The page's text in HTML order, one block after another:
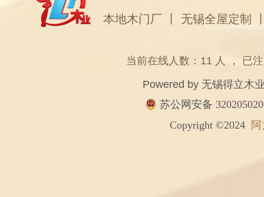
本地木门厂
无锡全屋定制
当前在线人数：11 人 ， 已
Powered by 无锡得立木
苏公网安备
Copyright ©2024